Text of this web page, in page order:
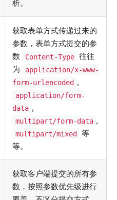
析。
获取表单方式传递过来的
参数，表单方式提交的参
数
Content-Type 往往
为
application/x-www-
form-urlencoded ,
application/form-
data ,
multipart/form-data ,
multipart/mixed 等
等。
获取客户端提交的所有参
数，按照参数优先级进行